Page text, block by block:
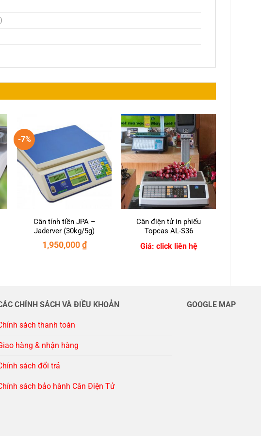
-7%
Cân tính tiền JPA –
Jaderver (30kg/5g)
1,950,000₫
Cân điện tử in phiếu
Topcas AL-S36
Giá: click liên hệ
CHÍNH SÁCH VÀ ĐIỀU KHOẢN
sách thanh toán
hàng & nhận hàng
sách đổi trả
sách bảo hành Cân Điện Tử
GOOGLE MAP